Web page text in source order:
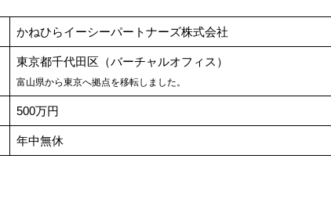
かねひらイーシーパートナーズ株式会社
東京都千代田区（バーチャルオフィス）
富山県から東京へ拠点を移転しました。
500万円
年中無休